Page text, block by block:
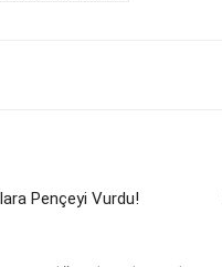
Pençeyi Vurdu!